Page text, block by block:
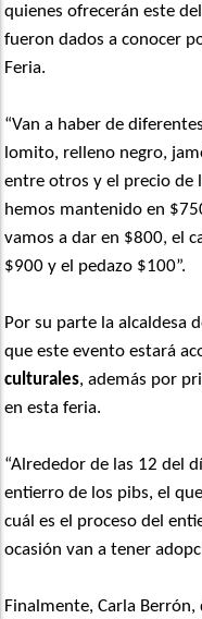
quienes ofrecerán este
fueron dados a conocer
Feria.
“Van a haber de
lomito, relleno negro,
entre otros y el precio de
hemos mantenido en
vamos a dar en $800, el
$900 y el pedazo $100”.
Por su parte la alcaldesa
que este evento estará
culturales, además por
en esta feria.
“Alrededor de las 12 del
entierro de los pibs, el
cuál es el proceso del
ocasión van a tener
Finalmente, Carla